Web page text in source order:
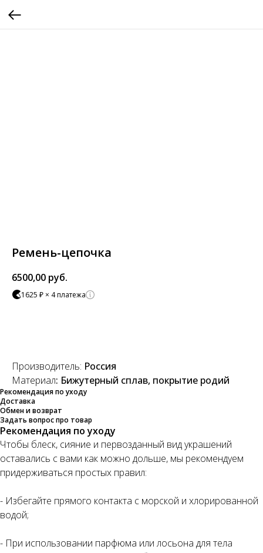
Ремень-цепочка
6500,00 руб.
1625 ₽ × 4 платежа
Производитель: Россия
Материал: Бижутерный сплав, покрытие родий
Рекомендация по уходу
Доставка
Обмен и возврат
Задать вопрос про товар
Рекомендация по уходу
Чтобы блеск, сияние и первозданный вид украшений
оставались с вами как можно дольше, мы рекомендуем
придерживаться простых правил:
- Избегайте прямого контакта с морской и хлорированной
водой;
- При использовании парфюма или лосьона для тела